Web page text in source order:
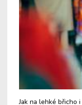
Jak na lehké břicho